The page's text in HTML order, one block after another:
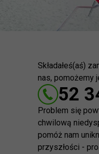
Składałeś(aś)
nas, pomożemy
52
Problem się
chwilową
pomóż nam
przyszłości -